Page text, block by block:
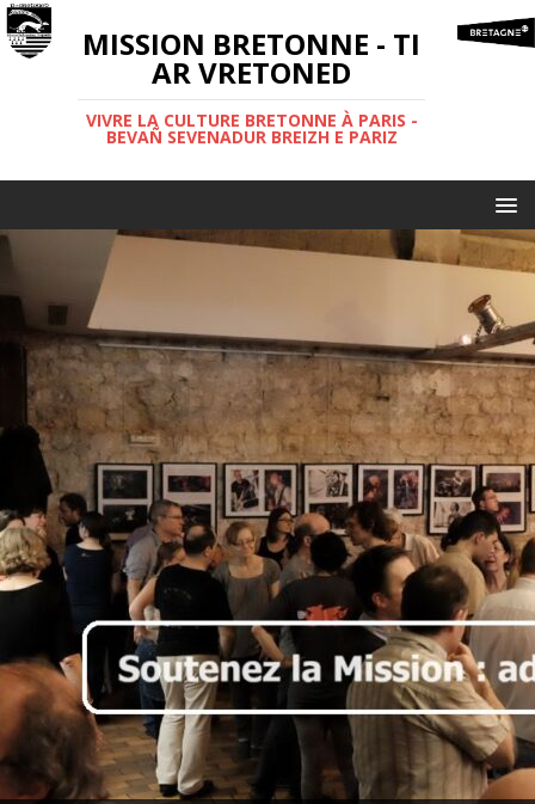
MISSION BRETONNE - TI
AR VRETONED
VIVRE LA CULTURE BRETONNE À PARIS -
BEVAÑ SEVENADUR BREIZH E PARIZ